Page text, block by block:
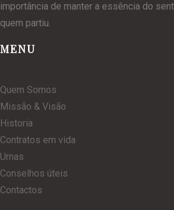
importância de manter a essência do
quem partiu.
MENU
Quem Somos
Missão & Visão
Historia
Contratos em vida
Urnas
Conselhos úteis
Contactos